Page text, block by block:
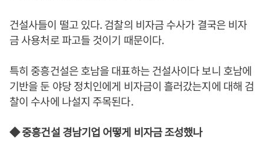
건설사들이 떨고 있다. 검찰의 비자금 수사가 결국은 비자
금 사용처로 파고들 것이기 때문이다.
특히 중흥건설은 호남을 대표하는 건설사이다 보니 호남에
기반을 둔 야당 정치인에게 비자금이 흘러갔는지에 대해 검
찰이 수사에 나설지 주목된다.
◆ 중흥건설 경남기업 어떻게 비자금 조성했나